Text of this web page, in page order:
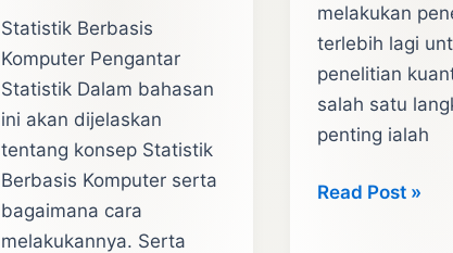
Statistik Berbasis
Komputer Pengantar
Statistik Dalam bahasan
ini akan dijelaskan
tentang konsep Statistik
Berbasis Komputer serta
bagaimana cara
melakukannya. Serta
melakukan
terlebih lagi
penelitian
salah satu
penting ialah
Penjelasan
Read Post »